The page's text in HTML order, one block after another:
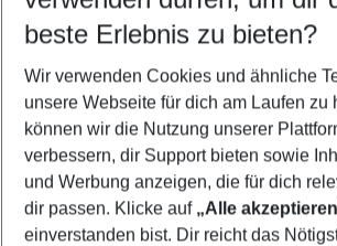
5-8 Nächte
2 Erwachsene Keine Kinder
Mehr Filter anzeigen
beste Erlebnis zu bieten?
Wir verwenden Cookies und ähnliche
unsere Webseite für dich am Laufen zu
können wir die Nutzung unserer
verbessern, dir Support bieten sowie
und Werbung anzeigen, die für dich
dir passen. Klicke auf „Alle
einverstanden bist. Dir reicht das